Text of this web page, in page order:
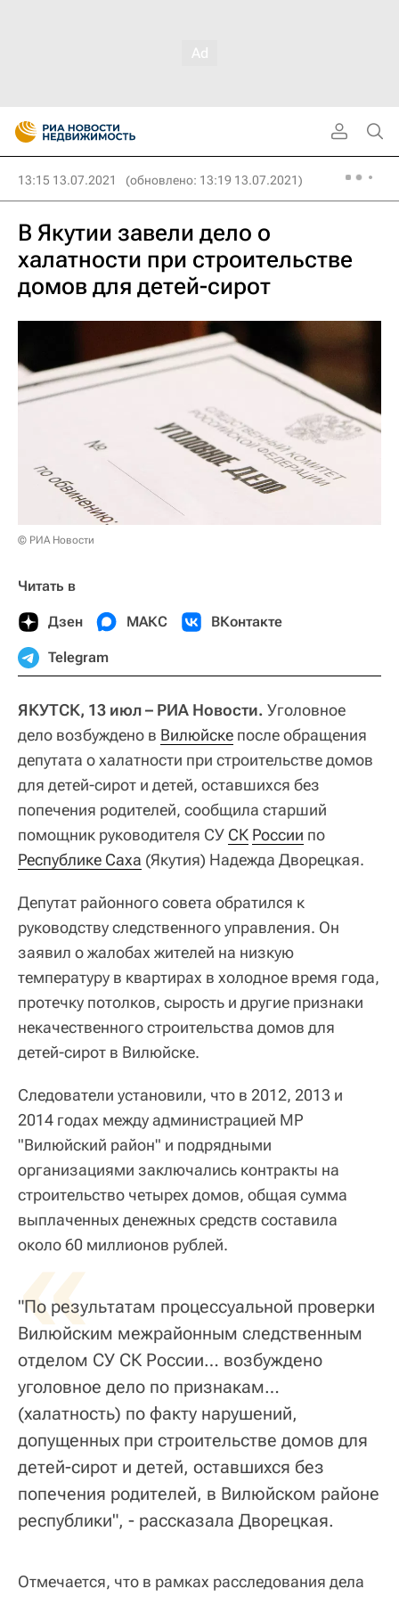
13:15 13.07.2021 (обновлено: 13:19 13.07.2021)
В Якутии завели дело о
халатности при строительстве
домов для детей-сирот
© РИА Новости
Читать в
Дзен МАКС ВКонтакте
Telegram
ЯКУТСК, 13 июл – РИА Новости. Уголовное
дело возбуждено в Вилюйске после обращения
депутата о халатности при строительстве домов
для детей-сирот и детей, оставшихся без
попечения родителей, сообщила старший
помощник руководителя СУ СК России по
Республике Саха (Якутия) Надежда Дворецкая.
Депутат районного совета обратился к
руководству следственного управления. Он
заявил о жалобах жителей на низкую
температуру в квартирах в холодное время года,
протечку потолков, сырость и другие признаки
некачественного строительства домов для
детей-сирот в Вилюйске.
Следователи установили, что в 2012, 2013 и
2014 годах между администрацией МР
"Вилюйский район" и подрядными
организациями заключались контракты на
строительство четырех домов, общая сумма
выплаченных денежных средств составила
около 60 миллионов рублей.
«
"По результатам процессуальной проверки
Вилюйским межрайонным следственным
отделом СУ СК России… возбуждено
уголовное дело по признакам…
(халатность) по факту нарушений,
допущенных при строительстве домов для
детей-сирот и детей, оставшихся без
попечения родителей, в Вилюйском районе
республики", - рассказала Дворецкая.
Отмечается, что в рамках расследования дела